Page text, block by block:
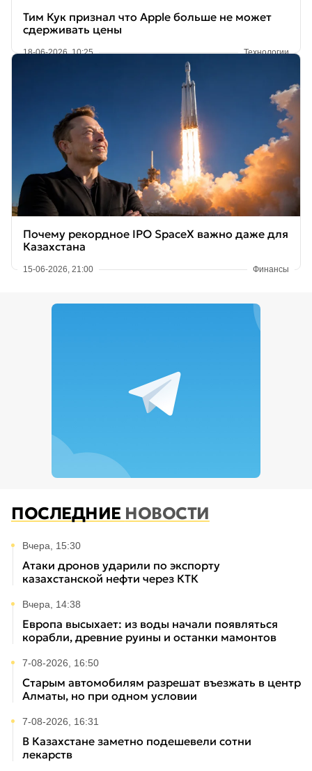
Тим Кук признал что Apple больше не может
сдерживать цены
18-06-2026, 10:25 Технологии
Почему рекордное IPO SpaceX важно даже для
Казахстана
15-06-2026, 21:00 Финансы
ПОСЛЕДНИЕ НОВОСТИ
Вчера, 15:30
Атаки дронов ударили по экспорту
казахстанской нефти через КТК
Вчера, 14:38
Европа высыхает: из воды начали появляться
корабли, древние руины и останки мамонтов
7-08-2026, 16:50
Старым автомобилям разрешат въезжать в центр
Алматы, но при одном условии
7-08-2026, 16:31
В Казахстане заметно подешевели сотни
лекарств